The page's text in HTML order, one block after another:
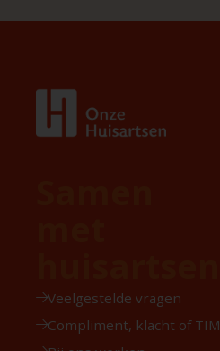
Veelgestelde vragen
Compliment, klacht of TIM